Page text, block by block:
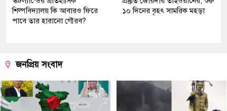
শিল্পবিদ্যালয় কি আবারও ফিরে
পাবে তার হারানো গৌরব?
১০ দিনের বৃহৎ সামরিক মহড়া
জনপ্রিয় সংবাদ